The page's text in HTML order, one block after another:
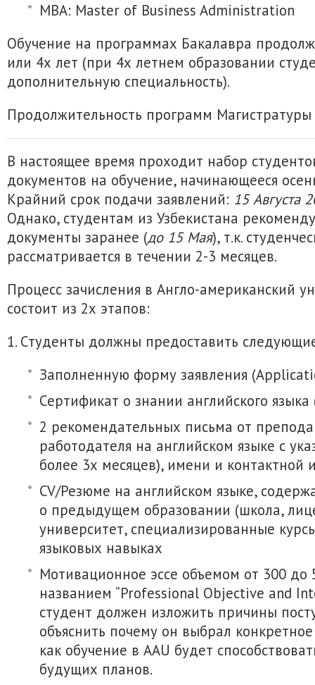
MBA: Master of Business Administration
Обучение на программах Бакалавра
или 4х лет (при 4х летнем образовании
дополнительную специальность).
Продолжительность программ Магистратуры
В настоящее время проходит набор
документов на обучение, начинающееся
Крайний срок подачи заявлений: 15 Августа
Однако, студентам из Узбекистана
документы заранее (до 15 Мая), т.к.
рассматривается в течении 2-3 месяцев.
Процесс зачисления в Англо-американский
состоит из 2х этапов:
1. Студенты должны предоставить
Заполненную форму заявления
Сертификат о знании английского языка
2 рекомендательных письма от
работодателя на английском языке с
более 3х месяцев), имени и контактной
CV/Резюме на английском языке,
о предыдущем образовании (школа,
университет, специализированные
языковых навыках
Мотивационное эссе объемом от 300 до
названием “Professional Objective and
студент должен изложить причины
объяснить почему он выбрал
как обучение в AAU будет
будущих планов.